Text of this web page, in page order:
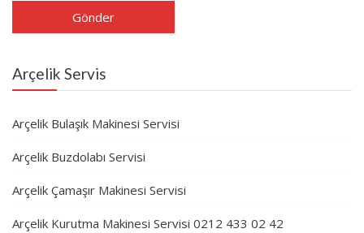
Arçelik Servis
Arçelik Bulaşık Makinesi Servisi
Arçelik Buzdolabı Servisi
Arçelik Çamaşır Makinesi Servisi
Arçelik Kurutma Makinesi Servisi 0212 433 02 42